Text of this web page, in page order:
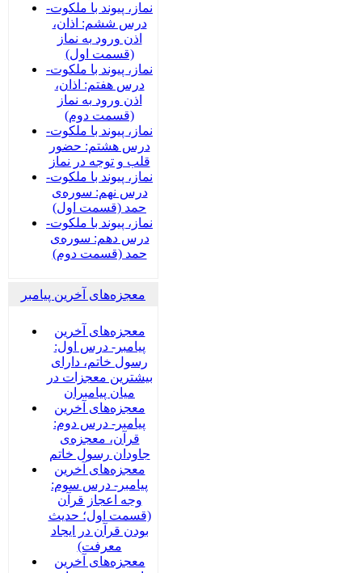
نماز، پیوند با ملکوت-
درس ششم: اذان،
اذن ورود به نماز
(قسمت اول)
نماز، پیوند با ملکوت-
درس هفتم: اذان،
اذن ورود به نماز
(قسمت دوم)
نماز، پیوند با ملکوت-
درس هشتم: حضور
قلب و توجه در نماز
نماز، پیوند با ملکوت-
درس نهم: سوره‌ی
حمد (قسمت اول)
نماز، پیوند با ملکوت-
درس دهم: سوره‌ی
حمد (قسمت دوم)
معجزه‌های آخرین پیامبر
معجزه‌های آخرین
پیامبر- درس اول:
رسول خاتم، دارای
بیشترین معجزات در
میان پیامبران
معجزه‌های آخرین
پیامبر- درس دوم:
قرآن، معجزه‌ی
جاودان رسول خاتم
معجزه‌های آخرین
پیامبر- درس سوم:
وجه اعجاز قرآن
(قسمت اول؛ حدیث
بودن قرآن در ایجاد
معرفت)
معجزه‌های آخرین